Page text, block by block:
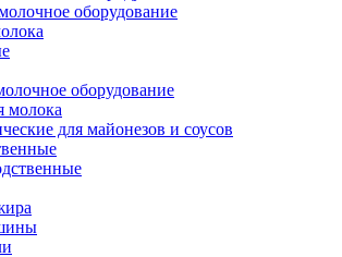
оборудование
оборудование
молока
для майонезов и соусов